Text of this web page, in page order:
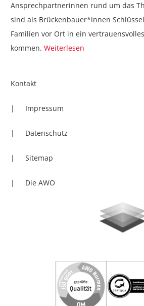
Ansprechpartnerinnen rund um das
sind als Brückenbauer*innen
Familien vor Ort in ein
kommen. Weiterlesen
Kontakt
Impressum
Datenschutz
Sitemap
Die AWO